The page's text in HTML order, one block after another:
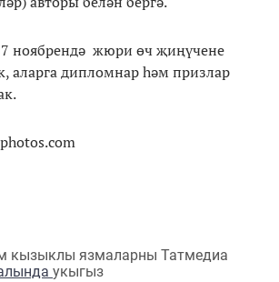
ноябрендә жюри өч җиңүчене
аларга дипломнар һәм призлар
кызыклы язмаларны Татмедиа
укыгыз